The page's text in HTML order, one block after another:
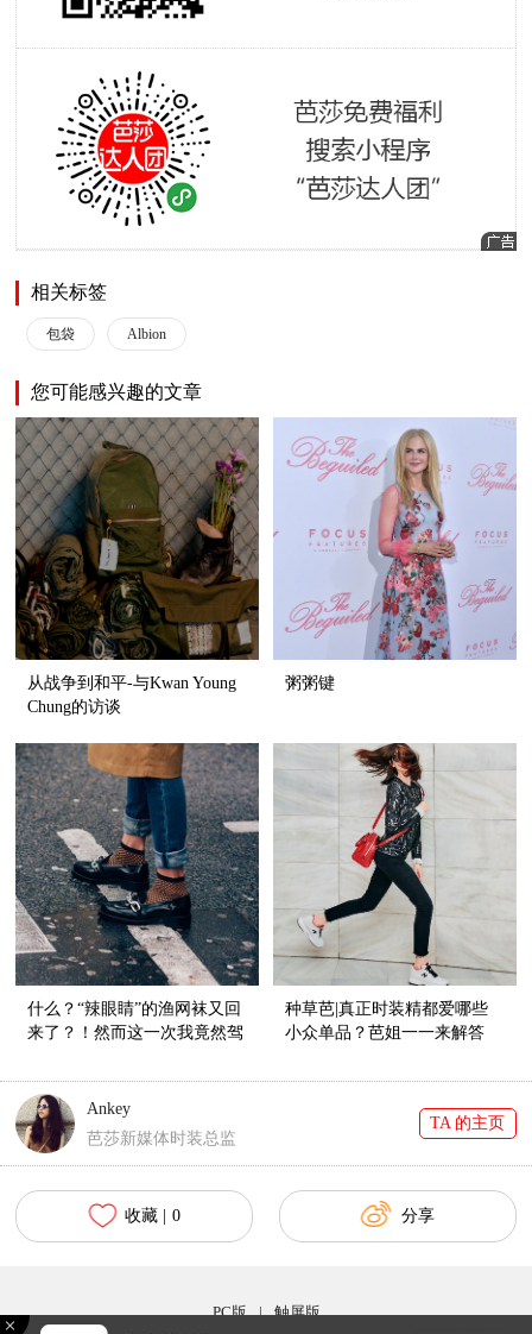
相关标签
包袋 Albion
您可能感兴趣的文章
从战争到和平-与Kwan Young
Chung的访谈
粥粥键
什么？“辣眼睛”的渔网袜又回
来了？！然而这一次我竟然驾
种草芭|真正时装精都爱哪些
小众单品？芭姐一一来解答
Ankey
芭莎新媒体时装总监
TA 的主页
收藏 | 0 分享
PC版 | 触屏版